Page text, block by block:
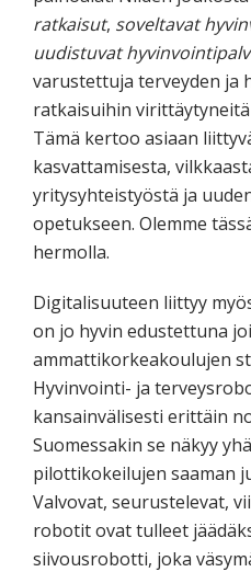
ratkaisut, soveltavat
uudistuvat
varustettuja terveyden ja
ratkaisuihin
Tämä kertoo asiaan
kasvattamisesta,
yritysyhteistyöstä ja
opetukseen. Olemme
hermolla.
Digitalisuuteen liittyy
on jo hyvin edustettuna
ammattikorkeakoulujen
Hyvinvointi- ja
kansainvälisesti erittäin
Suomessakin se näkyy
pilottikokeilujen saaman
Valvovat, seurustelevat,
robotit ovat tulleet
siivousrobotti, joka